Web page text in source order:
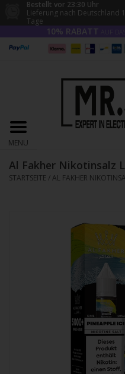
Bestellt vor 23:30 Uhr
Lieferung nach Deutschland
Tage
10% RABATT
MENU
Al Fakher Nikotinsalz
STARTSEITE /AL FAKHER